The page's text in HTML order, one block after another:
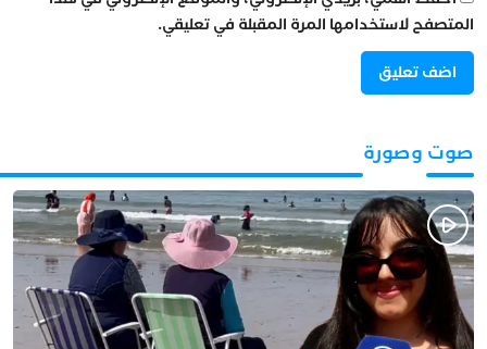
المتصفح لاستخدامها المرة المقبلة في تعليقي.
صوت وصورة